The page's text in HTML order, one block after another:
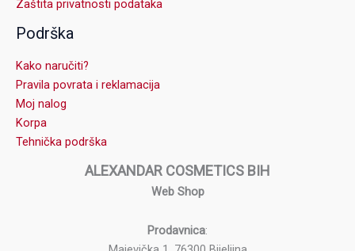
Zaštita privatnosti podataka
Podrška
Kako naručiti?
Pravila povrata i reklamacija
Moj nalog
Korpa
Tehnička podrška
ALEXANDAR COSMETICS BIH
Web Shop
Prodavnica: